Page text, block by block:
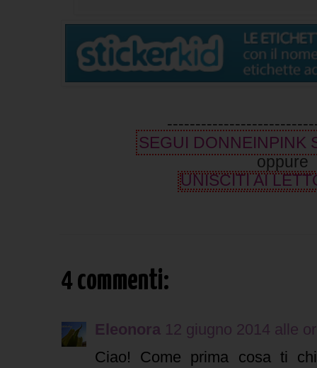
SEGUI DONNEINPINK
oppure
UNISCITI AI
4 commenti:
Eleonora 12 giugno 2014 alle
Ciao! Come prima cosa ti